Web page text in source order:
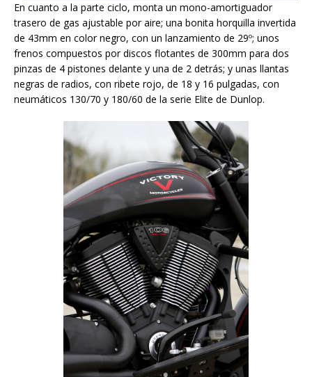
En cuanto a la parte ciclo, monta un mono-amortiguador
trasero de gas ajustable por aire; una bonita horquilla invertida
de 43mm en color negro, con un lanzamiento de 29º; unos
frenos compuestos por discos flotantes de 300mm para dos
pinzas de 4 pistones delante y una de 2 detrás; y unas llantas
negras de radios, con ribete rojo, de 18 y 16 pulgadas, con
neumáticos 130/70 y 180/60 de la serie Elite de Dunlop.